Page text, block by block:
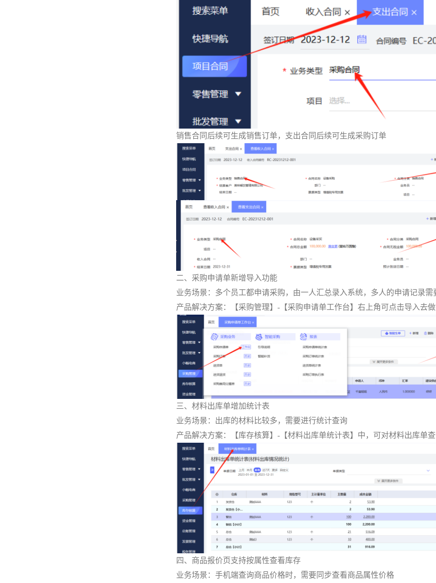
销售合同后续可生成销售订单，支出合同后续可生成采购订单
二、采购申请单新增导入功能
业务场景：多个员工都申请采购，由一人汇总录入系统，多人的申请记录需
产品解决方案：【采购管理】-【采购申请单工作台】右上角可点击导入去
三、材料出库单增加统计表
业务场景：出库的材料比较多，需要进行统计查询
产品解决方案：【库存核算】-【材料出库单统计表】中，可对材料出库单
四、商品报价页支持按属性查看库存
业务场景：手机端查询商品价格时，需要同步查看商品属性价格